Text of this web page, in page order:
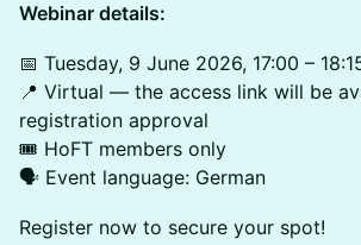
Webinar details:
📅 Tuesday, 9 June 2026, 17:00 –
📍 Virtual — the access link will be
registration approval
🎟️ HoFT members only
🗣️ Event language: German
Register now to secure your spot!